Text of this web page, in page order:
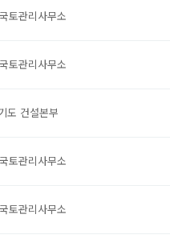
토관리사무소
토관리사무소
도 건설본부
토관리사무소
토관리사무소